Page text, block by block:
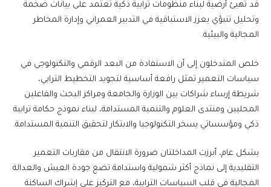
قد تهيئ أرضية لبناء منظومات ترابية ذكية تعتمد على بيانات ضخمة
وتحليل تنبؤي يعزز الاستباقية في التدبير العمراني وإدارة المخاطر
المجالية والبيئية.
خلص المتدخلون إلى أن الاستفادة من البعد الرقمي والتكنولوجي في
سياسات التعمير تمثل رافعة أساسية لتجويد التخطيط الترابي،
شريطة إرساء شراكات بين الوزارة والجامعة ومراكز البحث والفاعلين
المحليين ومنتدى العلوم والتنمية المستدامة، لبناء نموذج حكامة ترابية
ذكي ومؤسساتي يسخر التكنولوجيا والابتكار لتحقيق التنمية المستدامة.
بشكل عام، أبرزت المداخلتان ضرورة الانتقال من مقاربات التعمير
التقليدية إلى نماذج أكثر شمولية واستدامة تضع جودة العيش والعدالة
المجالية في قلب السياسات الترابية، مع التركيز على إشراك الساكنة